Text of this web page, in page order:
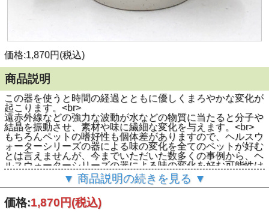
価格:1,870円(税込)
商品説明
この器を使うと時間の経過とともに優しくまろやかな変化が
起こります。<br>
遠赤外線などの強力な波動が水などの物質に当たると分子や
結晶を振動させ、素材や味に繊細な変化を与えます。<br>
もちろんペットの嗜好性も個体差がありますので、ヘルスウ
ォーターシリーズの器による味の変化を全てのペットが好む
とは言えませんが、今までいただいた数多くの事例から、ヘ
ルスウォーターシリーズの器による味の変化を好む可能性は
かなり高いと思われます。<br>
使用効果については、第三者機関であるテイストテクノロジ
ー有限会社の「官能評価」でも味の変化が認められていま
す。<br>
▼ 商品説明の続きを見る ▼
価格:1,870円(税込)